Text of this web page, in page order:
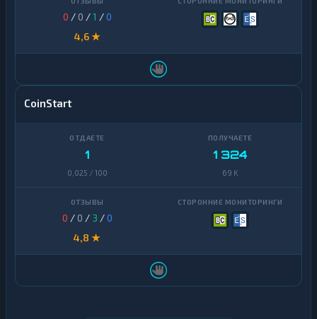
0 / 0 /1 /0
4,6 ★
CoinStart
1
0,025 / 100
1 324
69 K
0 / 0 / 3 /0
4,8 ★